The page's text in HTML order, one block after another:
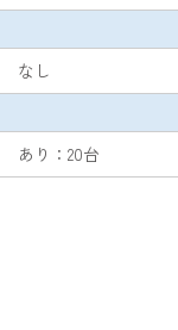
なし
あり：20台